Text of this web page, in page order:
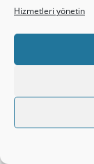
Hizmetleri yönetin
nasıl bir
tabrik etmek
birşeyler
yürek değildir.
birine hizmet